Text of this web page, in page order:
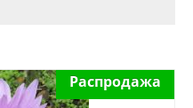
Распродажа